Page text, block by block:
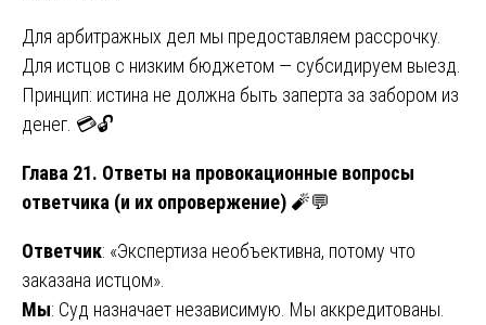
Для арбитражных дел мы предоставляем рассрочку.
Для истцов с низким бюджетом — субсидируем выезд.
Принцип: истина не должна быть заперта за забором из
денег. 💳🔓
Глава 21. Ответы на провокационные вопросы
ответчика (и их опровержение) 🧨💬
Ответчик: «Экспертиза необъективна, потому что
заказана истцом».
Мы: Суд назначает независимую. Мы аккредитованы.